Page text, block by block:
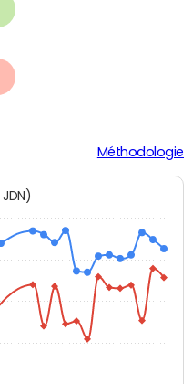
Méthodologie
JDN)